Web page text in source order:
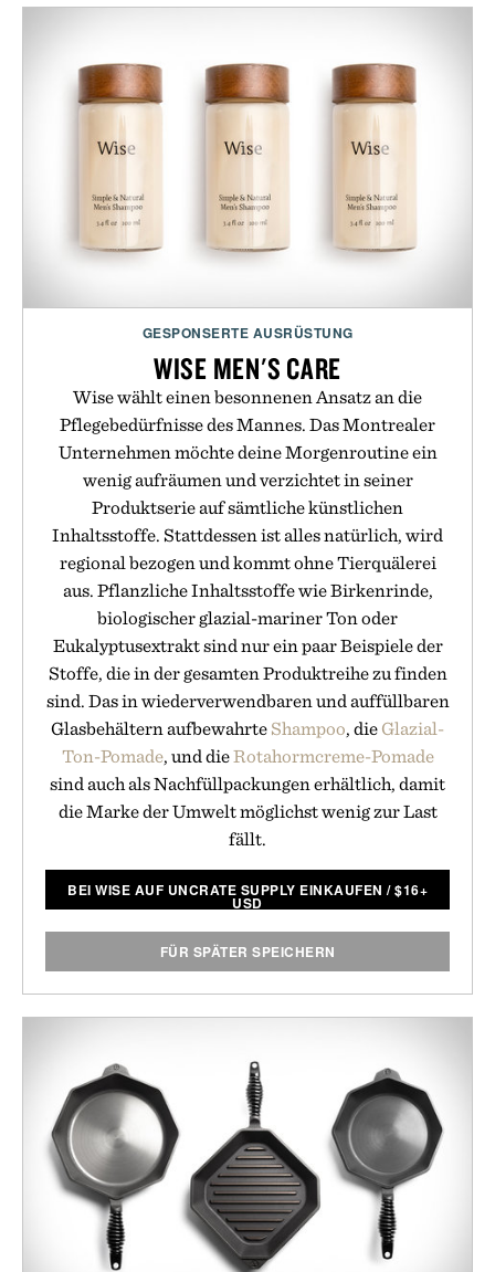
GESPONSERTE AUSRÜSTUNG
WISE MEN'S CARE
Wise wählt einen besonnenen Ansatz an die
Pflegebedürfnisse des Mannes. Das Montrealer
Unternehmen möchte deine Morgenroutine ein
wenig aufräumen und verzichtet in seiner
Produktserie auf sämtliche künstlichen
Inhaltsstoffe. Stattdessen ist alles natürlich, wird
regional bezogen und kommt ohne Tierquälerei
aus. Pflanzliche Inhaltsstoffe wie Birkenrinde,
biologischer glazial-mariner Ton oder
Eukalyptusextrakt sind nur ein paar Beispiele der
Stoffe, die in der gesamten Produktreihe zu finden
sind. Das in wiederverwendbaren und auffüllbaren
Glasbehältern aufbewahrte Shampoo, die Glazial-
Ton-Pomade, und dieRotahormcreme-Pomade
sind auch als Nachfüllpackungen erhältlich, damit
die Marke der Umwelt möglichst wenig zur Last
fällt.
BEI WISE AUF UNCRATE SUPPLY EINKAUFEN /$16+
USD
FÜR SPÄTER SPEICHERN